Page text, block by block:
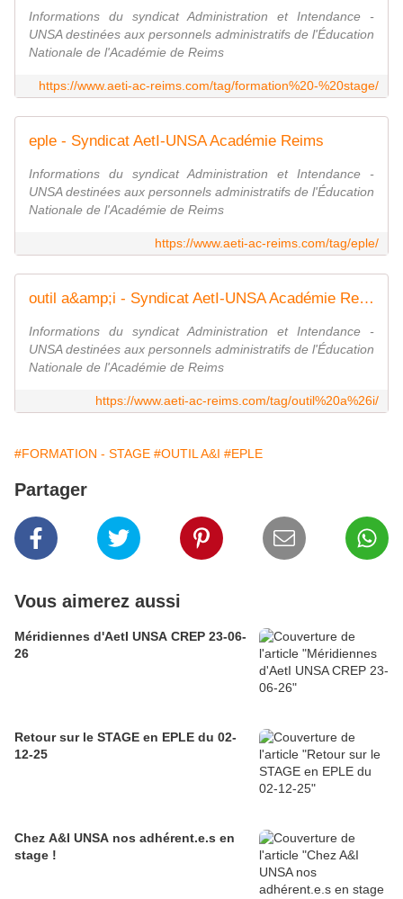
Informations du syndicat Administration et Intendance -
UNSA destinées aux personnels administratifs de l'Éducation
Nationale de l'Académie de Reims
https://www.aeti-ac-reims.com/tag/formation%20-%20stage/
eple - Syndicat AetI-UNSA Académie Reims
Informations du syndicat Administration et Intendance -
UNSA destinées aux personnels administratifs de l'Éducation
Nationale de l'Académie de Reims
https://www.aeti-ac-reims.com/tag/eple/
outil a&amp;i - Syndicat AetI-UNSA Académie Reims
Informations du syndicat Administration et Intendance -
UNSA destinées aux personnels administratifs de l'Éducation
Nationale de l'Académie de Reims
https://www.aeti-ac-reims.com/tag/outil%20a%26i/
#FORMATION - STAGE #OUTIL A&I #EPLE
Partager
Vous aimerez aussi
Méridiennes d'AetI UNSA CREP 23-06-
26
Retour sur le STAGE en EPLE du 02-
12-25
Chez A&I UNSA nos adhérent.e.s en
stage !